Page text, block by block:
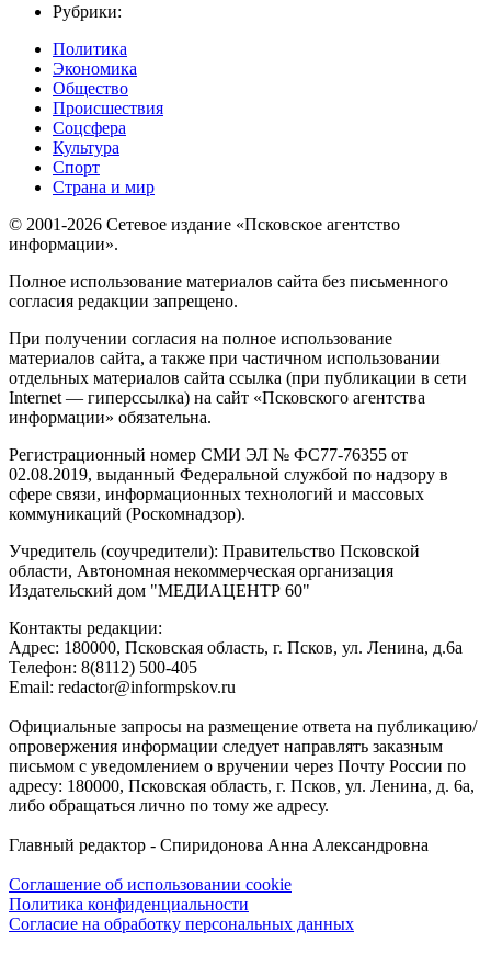
Рубрики:
Политика
Экономика
Общество
Происшествия
Соцсфера
Культура
Спорт
Страна и мир
© 2001-2026 Сетевое издание «Псковское агентство
информации».
Полное использование материалов сайта без письменного
согласия редакции запрещено.
При получении согласия на полное использование
материалов сайта, а также при частичном использовании
отдельных материалов сайта ссылка (при публикации в сети
Internet — гиперссылка) на сайт «Псковского агентства
информации» обязательна.
Регистрационный номер СМИ ЭЛ № ФС77-76355 от
02.08.2019, выданный Федеральной службой по надзору в
сфере связи, информационных технологий и массовых
коммуникаций (Роскомнадзор).
Учредитель (соучредители): Правительство Псковской
области, Автономная некоммерческая организация
Издательский дом "МЕДИАЦЕНТР 60"
Контакты редакции:
Адреc: 180000, Псковская область, г. Псков, ул. Ленина, д.6а
Телефон: 8(8112) 500-405
Email: redactor@informpskov.ru
Официальные запросы на размещение ответа на публикацию/
опровержения информации следует направлять заказным
письмом с уведомлением о вручении через Почту России по
адресу: 180000, Псковская область, г. Псков, ул. Ленина, д. 6а,
либо обращаться лично по тому же адресу.
Главный редактор - Спиридонова Анна Александровна
Соглашение об использовании cookie
Политика конфиденциальности
Согласие на обработку персональных данных